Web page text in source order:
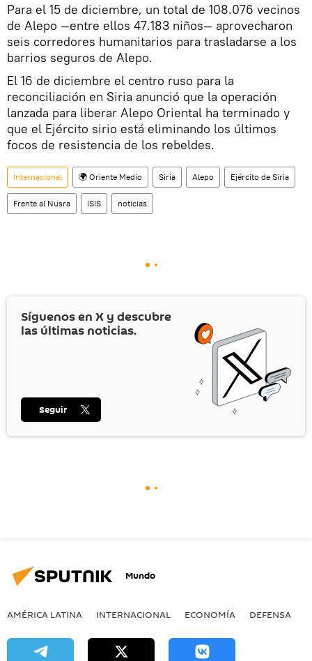
Para el 15 de diciembre, un total de 108.076 vecinos
de Alepo —entre ellos 47.183 niños— aprovecharon
seis corredores humanitarios para trasladarse a los
barrios seguros de Alepo.
El 16 de diciembre el centro ruso para la
reconciliación en Siria anunció que la operación
lanzada para liberar Alepo Oriental ha terminado y
que el Ejército sirio está eliminando los últimos
focos de resistencia de los rebeldes.
Internacional 🌍 Oriente Medio Siria Alepo Ejército de Siria
Frente al Nusra ISIS noticias
Síguenos en X y descubre
las últimas noticias.
Seguir
Mundo
AMÉRICA LATINA INTERNACIONAL ECONOMÍA DEFENSA